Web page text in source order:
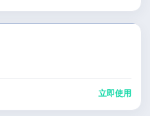
立即使用